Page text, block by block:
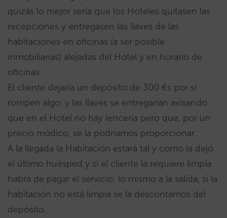
quizás lo mejor sería que los Hoteles quitasen las
recepciones y entregasen las llaves de las
habitaciones en oficinas (a ser posible
inmobiliarias) alejadas del Hotel y en horario de
oficinas.
El cliente dejaría un depósito de 300 €s por si
rompen algo, y las llaves se entregarían avisando
que en el Hotel no hay lencería pero que, por un
precio módico, se la podríamos proporcionar.
A la llegada la Habitación estará tal y como la dejó
el último huésped y si el cliente la requiere limpia
habrá de pagar el servicio; lo mismo a la salida, si la
habitación no está limpia se la descontamos del
depósito.